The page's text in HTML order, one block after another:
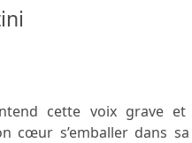
cette voix grave et
cœur s’emballer dans